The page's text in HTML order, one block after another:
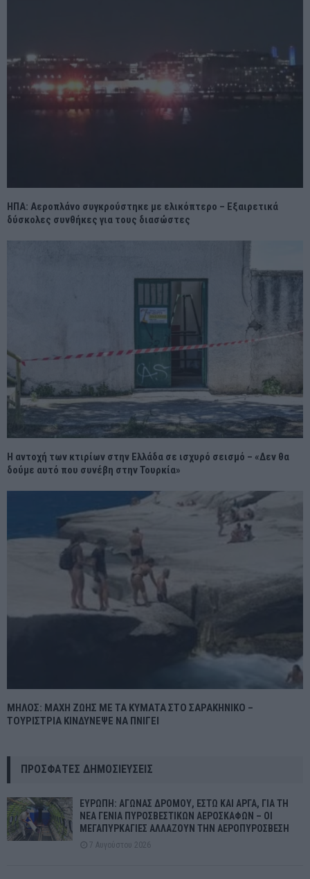
ΗΠΑ: Αεροπλάνο συγκρούστηκε με ελικόπτερο – Εξαιρετικά
δύσκολες συνθήκες για τους διασώστες
Η αντοχή των κτιρίων στην Ελλάδα σε ισχυρό σεισμό – «Δεν θα
δούμε αυτό που συνέβη στην Τουρκία»
ΜΗΛΟΣ: ΜΑΧΗ ΖΩΗΣ ΜΕ ΤΑ ΚΥΜΑΤΑ ΣΤΟ ΣΑΡΑΚΗΝΙΚΟ –
ΤΟΥΡΙΣΤΡΙΑ ΚΙΝΔΥΝΕΨΕ ΝΑ ΠΝΙΓΕΙ
ΠΡΌΣΦΑΤΕΣ ΔΗΜΟΣΙΕΎΣΕΙΣ
ΕΥΡΩΠΗ: ΑΓΩΝΑΣ ΔΡΟΜΟΥ, ΕΣΤΩ ΚΑΙ ΑΡΓΑ, ΓΙΑ ΤΗ
ΝΕΑ ΓΕΝΙΑ ΠΥΡΟΣΒΕΣΤΙΚΩΝ ΑΕΡΟΣΚΑΦΩΝ – ΟΙ
ΜΕΓΑΠΥΡΚΑΓΙΕΣ ΑΛΛΑΖΟΥΝ ΤΗΝ ΑΕΡΟΠΥΡΟΣΒΕΣΗ
7 Αυγούστου 2026